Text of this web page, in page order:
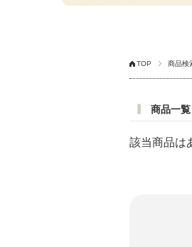
TOP 商品検
商品一覧
該当商品は